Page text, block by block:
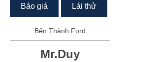
Báo giá Lái thử
Bến Thành Ford
Mr.Duy